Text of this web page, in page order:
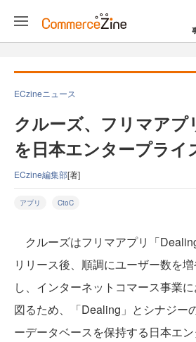
ECzineニュース
クルーズ、フリマアプ
を日本エンタープライ
ECzine編集部[著]
アプリ CtoC
クルーズはフリマアプリ「
リリース後、順調にユーザー数を
し、インターネットコマース事業
図るため、「Dealing」とシナジー
ーデータベースを保持する日本エ